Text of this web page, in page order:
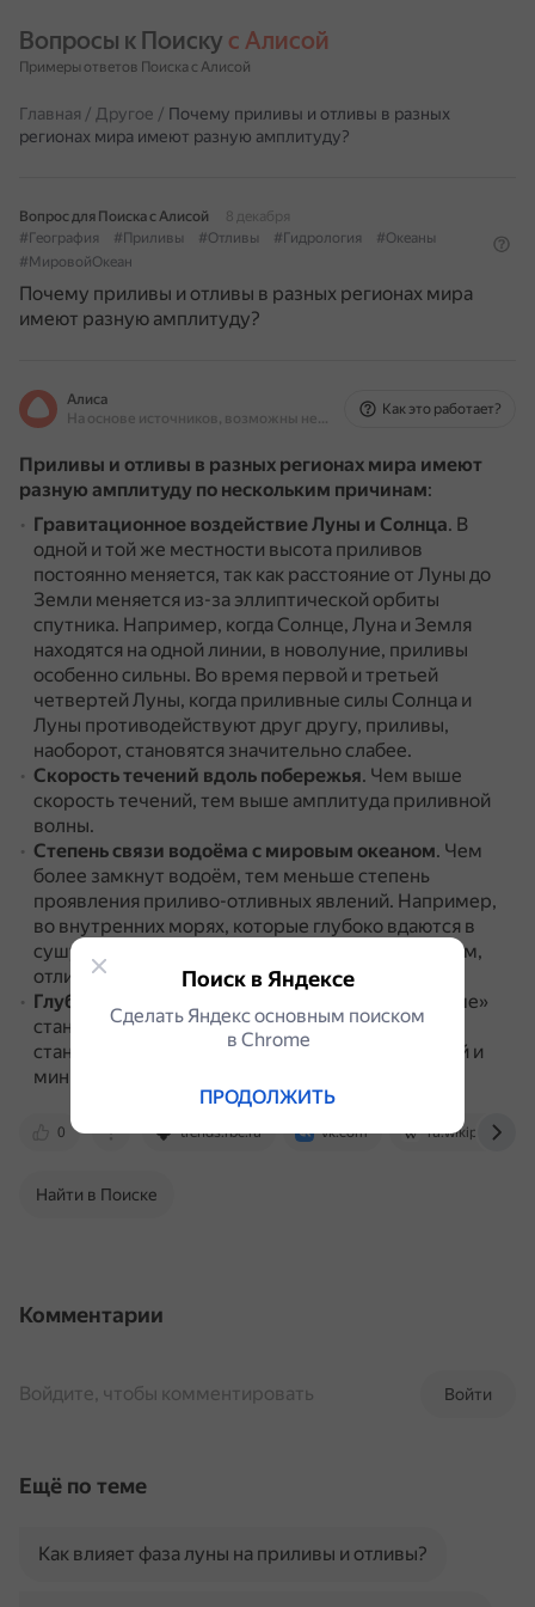
Вопросы к Поиску с Алисой
Примеры ответов Поиска с Алисой
Главная / Другое / Почему приливы и отливы в разных
регионах мира имеют разную амплитуду?
Вопрос для Поиска с Алисой
8 декабря
#География
#Приливы #Отливы #Гидрология
#Океаны
#МировойОкеан
Почему приливы и отливы в разных регионах мира
имеют разную амплитуду?
Алиса
На основе источников, возможны неточности
Как это работает?
Приливы и отливы в разных регионах мира имеют
разную амплитуду по нескольким причинам:
Гравитационное воздействие Луны и Солнца. В
одной и той же местности высота приливов
постоянно меняется, так как расстояние от Луны до
Земли меняется из-за эллиптической орбиты
спутника. Например, когда Солнце, Луна и Земля
находятся на одной линии, в новолуние, приливы
особенно сильны. Во время первой и третьей
четвертей Луны, когда приливные силы Солнца и
Луны противодействуют друг другу, приливы,
наоборот, становятся значительно слабее.
Скорость течений вдоль побережья. Чем выше
скорость течений, тем выше амплитуда приливной
волны.
Степень связи водоёма с мировым океаном. Чем
более замкнут водоём, тем меньше степень
проявления приливо-отливных явлений. Например,
во внутренних морях, которые глубоко вдаются в
сушу и сообщаются с океаном по узким проливам,
отливы и приливы почти незаметны.
Глубина океана
Чем меньше глубина, тем «выше»
становится приливная волна, и тем больше
становится перепад между максимальной водой и
минимальной.
0 trends.rbc.ru vk.com ru.wikipedia.org
Найти в Поиске
Комментарии
Войти
Войдите, чтобы комментировать
Ещё по теме
Как влияет фаза луны на приливы и отливы?
Поиск в Яндексе
Сделать Яндекс основным поиском
в Сhrome
ПРОДОЛЖИТЬ